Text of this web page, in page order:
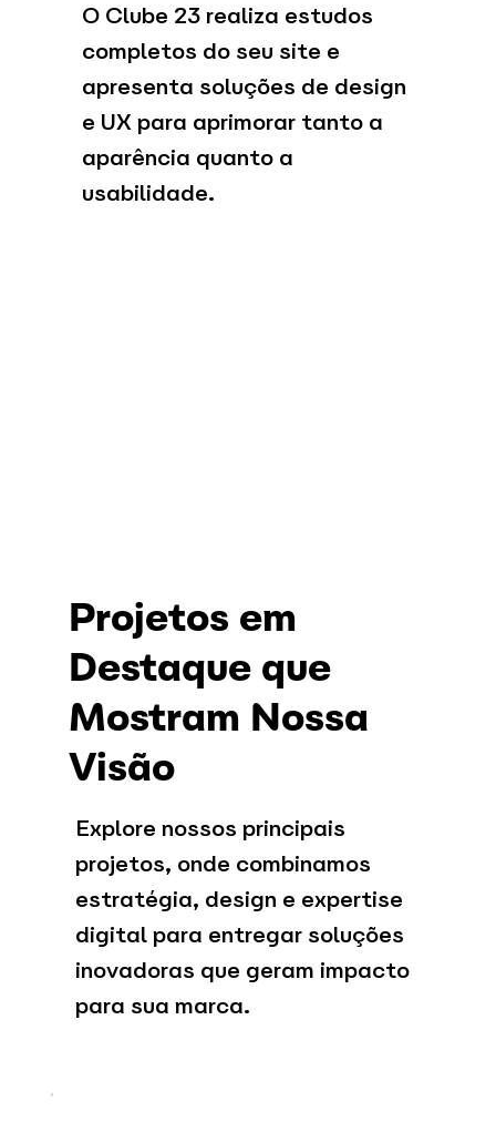
O Clube 23 realiza estudos
completos do seu site e
apresenta soluções de design
e UX para aprimorar tanto a
aparência quanto a
usabilidade.
Projetos em
Destaque que
Mostram Nossa
Visão
Explore nossos principais
projetos, onde combinamos
estratégia, design e expertise
digital para entregar soluções
inovadoras que geram impacto
para sua marca.